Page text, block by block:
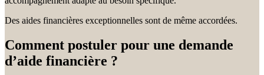
Des aides financières exceptionnelles sont de même accordées.
Comment postuler pour une demande
d’aide financière ?